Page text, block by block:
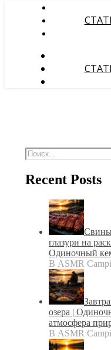
Recent Posts
глазури на
Одиночный
В ASMR
озера |
атмосфера
В ASMR